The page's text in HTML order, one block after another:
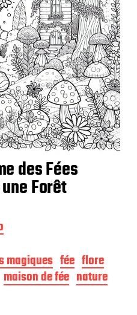
des Fées
Forêt
magiques fée flore
maison de fée nature